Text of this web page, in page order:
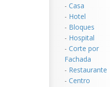
- Casa
- Hotel
- Bloques
- Hospital
- Corte por
Fachada
- Restaurante
- Centro